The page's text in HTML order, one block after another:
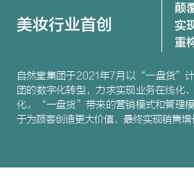
美妆行业首创
颠
实
重
自然堂集团于2021年7月以“一盘货”
团的数字化转型，力求实现业务在线化
化。“一盘货”带来的营销模式和管理
于为顾客创造更大价值，最终实现销售增